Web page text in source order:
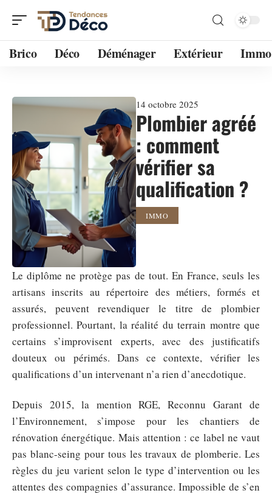
Brico Déco Déménager Extérieur Immo
14 octobre 2025
Plombier agréé
: comment
vérifier sa
qualification ?
IMMO
Le diplôme ne protège pas de tout. En France, seuls les
artisans inscrits au répertoire des métiers, formés et
assurés, peuvent revendiquer le titre de plombier
professionnel. Pourtant, la réalité du terrain montre que
certains s’improvisent experts, avec des justificatifs
douteux ou périmés. Dans ce contexte, vérifier les
qualifications d’un intervenant n’a rien d’anecdotique.
Depuis 2015, la mention RGE, Reconnu Garant de
l’Environnement, s’impose pour les chantiers de
rénovation énergétique. Mais attention : ce label ne vaut
pas blanc-seing pour tous les travaux de plomberie. Les
règles du jeu varient selon le type d’intervention ou les
attentes des compagnies d’assurance. Impossible de s’en